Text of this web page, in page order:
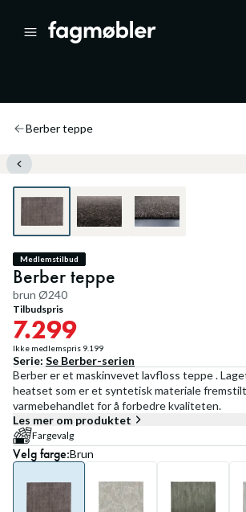
Berber teppe
Medlemstilbud
Berber teppe
brun Ø240
Tilbudspris
7.299
Ikke medlemspris 9.199
Serie: Se Berber-serien
Berber er et maskinvevet lavfloss teppe .
heatset som er et syntetisk materiale
varmebehandlet for å forbedre kvaliteten.
Les mer om produktet
Fargevalg
Velgfarge:Brun